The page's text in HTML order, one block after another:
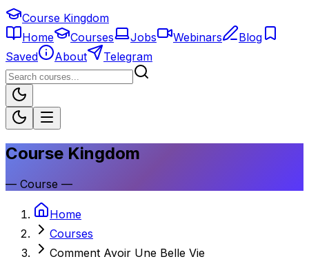
Course Kingdom
Home
Courses Jobs Webinars
Blog
Saved
About Telegram
Course Kingdom
— Course —
Home
Courses
Comment Avoir Une Belle Vie